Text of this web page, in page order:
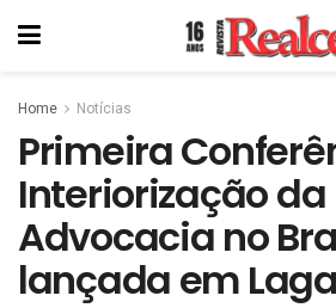
Home Notícias
Primeira
Interiorização da
Advocacia no
lançada em